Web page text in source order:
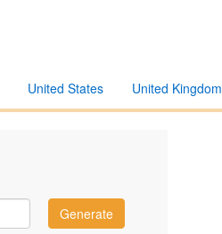
United Kingdom
United States